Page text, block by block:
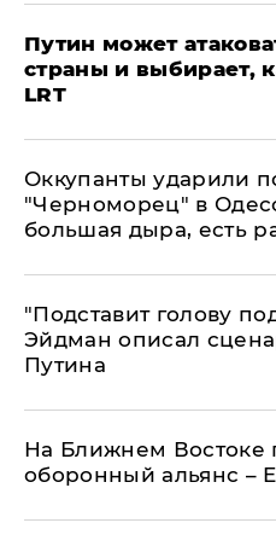
Путин может
страны и выбирает,
LRT
Оккупанты ударили
"Черноморец" в
большая дыра, есть
​"Подставит голову
Эйдман описал
Путина
На Ближнем Востоке
оборонный альянс –